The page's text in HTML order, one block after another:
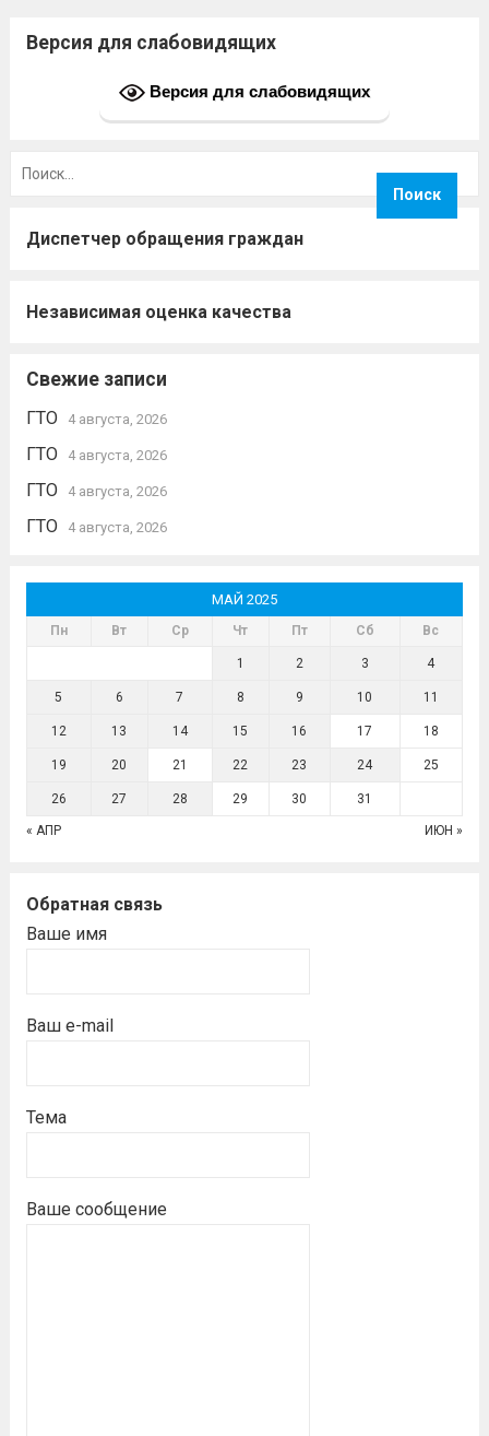
Версия для слабовидящих
Версия для слабовидящих
Диспетчер обращения граждан
Независимая оценка качества
Свежие записи
ГТО 4 августа, 2026
ГТО 4 августа, 2026
ГТО 4 августа, 2026
ГТО 4 августа, 2026
МАЙ 2025
Пн Вт Ср Чт Пт Сб Вс
1 2 3 4
5 6 7 8 9 10 11
12 13 14 15 16 17 18
19 20 21 22 23 24 25
26 27 28 29 30 31
« АПР ИЮН »
Обратная связь
Ваше имя
Ваш e-mail
Тема
Ваше сообщение